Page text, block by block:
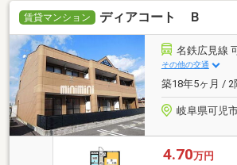
賃貸マンション ディアコート Ｂ
名鉄広見線
その他の交通
築18年5ヶ月 / 2
岐阜県可児
4.70万円